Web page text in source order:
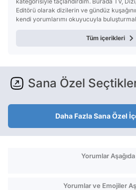
Editörü olarak dizilerin ve gündüz
kendi yorumlarımı okuyucuyla
Tüm içerikleri
Sana Özel
Daha Fazla Sana Özel
Yorumlar Aşağıda
Yorumlar ve Emojiler